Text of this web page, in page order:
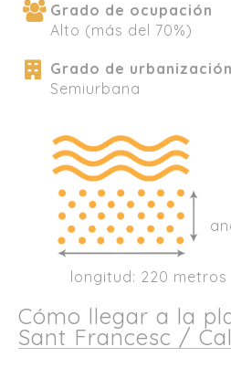
Grado de ocupación
Alto (más del 70%)
Grado de urbanización
Semiurbana
longitud: 220 metros
Cómo llegar a la
Sant Francesc /